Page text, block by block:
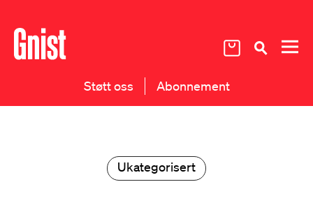
Støtt oss Abonnement
Ukategorisert